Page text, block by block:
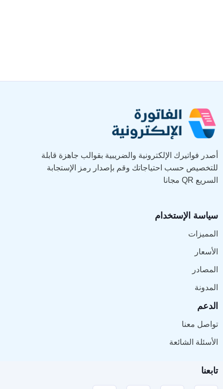
أصدر فواتيرك الإلكترونية والضريبية بقوالب جاهزة قابلة
للتخصيص حسب احتياجاتك وقم بإصدار رمز الإستجابة
السريع QR مجانا
سياسة الإستخدام
المميزات
الأسعار
المصادر
المدونة
الدعم
تواصل معنا
الأسئلة الشائعة
تابعنا